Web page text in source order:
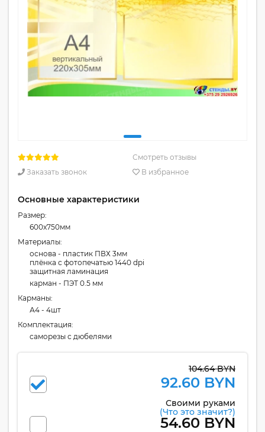
Смотреть отзывы
Заказать звонок
В избранное
Основные характеристики
Размер:
600x750мм
Материалы:
основа - пластик ПВХ 3мм
плёнка с фотопечатью 1440 dpi
защитная ламинация
карман - ПЭТ 0.5 мм
Карманы:
А4 - 4шт
Комплектация:
cаморезы с дюбелями
104.64 BYN
92.60 BYN
Своими руками
(Что это значит?)
54.60 BYN